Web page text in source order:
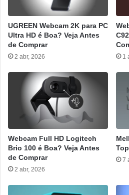
UGREEN Webcam 2K para PC
Ultra HD é Boa? Veja Antes
de Comprar
2 abr, 2026 1
Webcam Full HD Logitech
Brio 100 é Boa? Veja Antes
de Comprar
2 abr, 2026
7